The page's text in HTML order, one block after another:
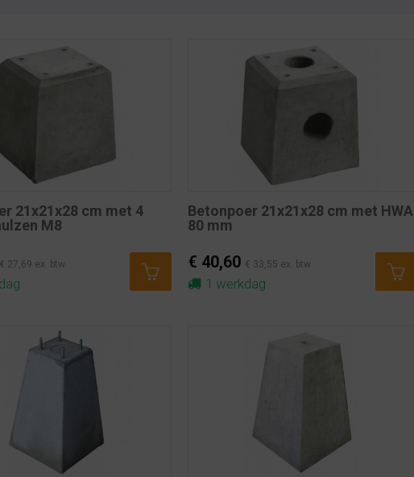
21x21x28 cm met 4
M8
€ 27,69 ex. btw
Betonpoer 21x21x28 cm met HWA
80 mm
€ 40,60 € 33,55 ex. btw
1 werkdag